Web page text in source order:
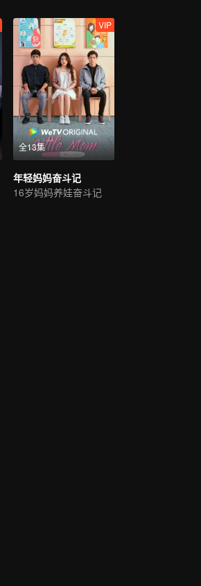
全13集
VIP
年轻妈妈奋斗记
16岁妈妈养娃奋斗记